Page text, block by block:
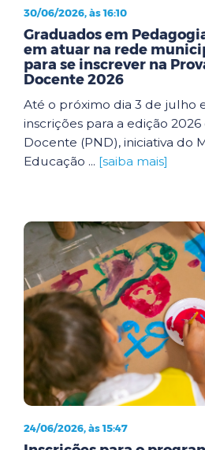
30/06/2026, às 16:10
Graduados em
em atuar na rede
para se inscrever na
Docente 2026
Até o próximo dia 3 de julho
inscrições para a edição
Docente (PND), iniciativa do
Educação ... [saiba mais]
24/06/2026, às 15:47